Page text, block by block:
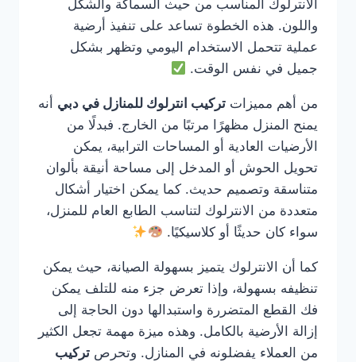
الانترلوك المناسب من حيث السماكة والشكل
واللون. هذه الخطوة تساعد على تنفيذ أرضية
عملية تتحمل الاستخدام اليومي وتظهر بشكل
جميل في نفس الوقت.
من أهم مميزات تركيب انترلوك للمنازل في دبي أنه
يمنح المنزل مظهرًا مرتبًا من الخارج. فبدلًا من
الأرضيات العادية أو المساحات الترابية، يمكن
تحويل الحوش أو المدخل إلى مساحة أنيقة بألوان
متناسقة وتصميم حديث. كما يمكن اختيار أشكال
متعددة من الانترلوك لتناسب الطابع العام للمنزل،
سواء كان حديثًا أو كلاسيكيًا.
كما أن الانترلوك يتميز بسهولة الصيانة، حيث يمكن
تنظيفه بسهولة، وإذا تعرض جزء منه للتلف يمكن
فك القطع المتضررة واستبدالها دون الحاجة إلى
إزالة الأرضية بالكامل. وهذه ميزة مهمة تجعل الكثير
من العملاء يفضلونه في المنازل. وتحرص تركيب